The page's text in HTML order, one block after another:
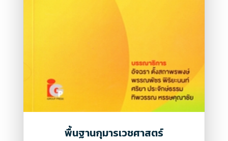
พื้นฐานกุมารเวชศาสตร์